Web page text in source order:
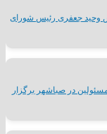
وحید جعفری رئیس شورای
در صباشهر برگزار